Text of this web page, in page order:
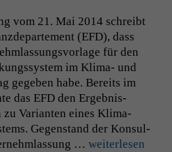
vom 21. Mai 2014 schreibt
(EFD), dass
für den
im Kli­­ma- und
gegeben habe. Bere­its im
das EFD den Ergeb­nis­
Vari­anten eines Kli­­ma-
Gegen­stand der Kon­sul­
… weit­er­lesen